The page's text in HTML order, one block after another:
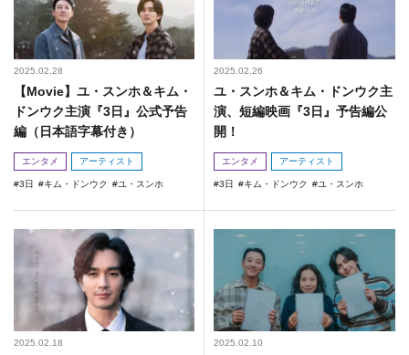
2025.02.28
【Movie】ユ・スンホ＆キム・
ドンウク主演『3日』公式予告
編（日本語字幕付き）
エンタメ アーティスト
3日 キム・ドンウク ユ・スンホ
2025.02.26
ユ・スンホ＆キム・ドンウク主
演、短編映画『3日』予告編公
開！
エンタメ アーティスト
3日 キム・ドンウク ユ・スンホ
2025.02.18 2025.02.10